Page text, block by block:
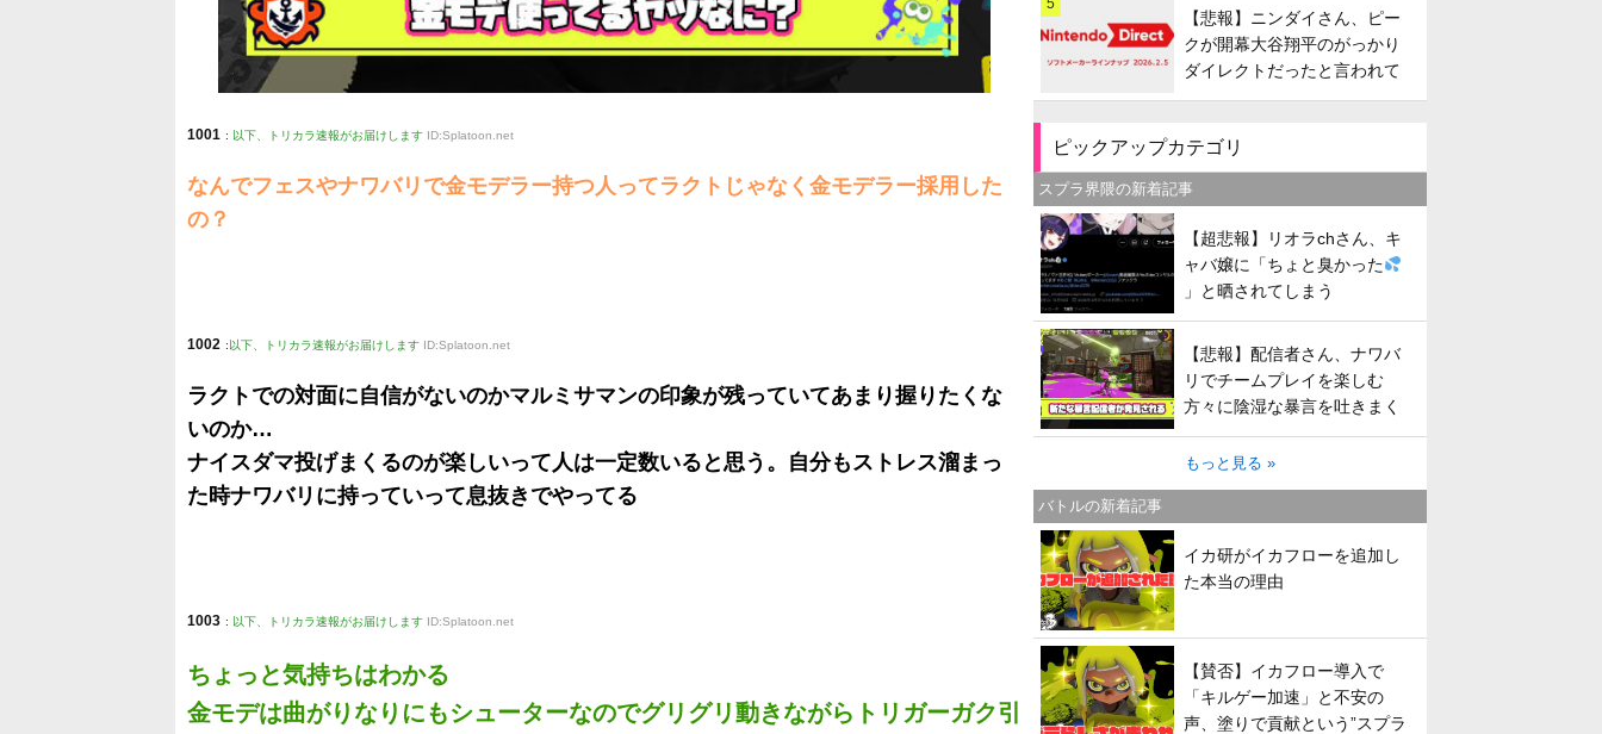
1001 : 以下、トリカラ速報がお届けします ID:Splatoon.net
なんでフェスやナワバリで金モデラー持つ人ってラクトじゃなく金モデラー採用した
の？
1002 : 以下、トリカラ速報がお届けします ID:Splatoon.net
ラクトでの対面に自信がないのかマルミサマンの印象が残っていてあまり握りたくな
いのか…
ナイスダマ投げまくるのが楽しいって人は一定数いると思う。自分もストレス溜まっ
た時ナワバリに持っていって息抜きでやってる
1003 : 以下、トリカラ速報がお届けします ID:Splatoon.net
ちょっと気持ちはわかる
金モデは曲がりなりにもシューターなのでグリグリ動きながらトリガーガク引
5
【悲報】ニンダイさん、ピー
クが開幕大谷翔平のがっかり
ダイレクトだったと言われて
しまう
ピックアップカテゴリ
スプラ界隈の新着記事
【超悲報】リオラchさん、キ
ャバ嬢に「ちょと臭かった
」と晒されてしまう
【悲報】配信者さん、ナワバ
リでチームプレイを楽しむ
方々に陰湿な暴言を吐きまく
ってしまう
もっと見る »
バトルの新着記事
イカ研がイカフローを追加し
た本当の理由
【賛否】イカフロー導入で
「キルゲー加速」と不安の
声、塗りで貢献という”スプラ